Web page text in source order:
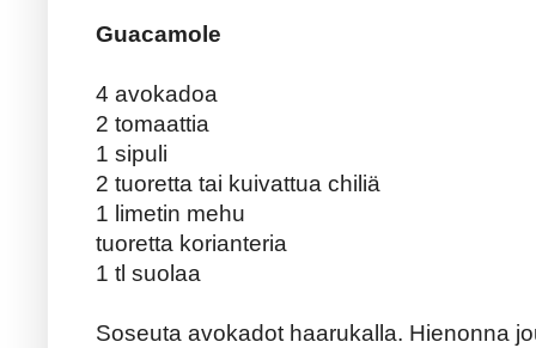
Guacamole
4 avokadoa
2 tomaattia
1 sipuli
2 tuoretta tai kuivattua chiliä
1 limetin mehu
tuoretta korianteria
1 tl suolaa
Soseuta avokadot haarukalla. Hienonna